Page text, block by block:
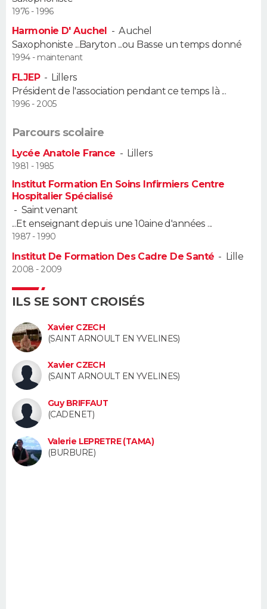
VOYAGE
Destinations
City break
Voyage nature
Voyage de noces
PHOTO
GUIDES D'ACHAT
CARTE DE VOEUX
Carte de Noël
Carte Bonne année
Carte Saint-Valentin
Carte Pâques
Carte d'anniversaire
DICTIONNAIRE
Dictionnaire
Biographies
Citations
Expressions
Proverbes
PROGRAMME TV
COPAINS D'AVANT
AVIS DE DÉCÈS
Bricolage
Lifestyle
Culture
Auto
Television
Voyage
Cinema
1976 - 1996
Harmonie D' Auchel -Auchel
Saxophoniste ...Baryton ...ou Basse un temps donné
1994 - maintenant
FLJEP- Lillers
Président de l'association pendant ce temps là ...
1996 - 2005
Parcours scolaire
Lycée Anatole France - Lillers
1981 - 1985
Institut Formation En Soins Infirmiers Centre
Hospitalier Spécialisé
- Saint venant
...Et enseignant depuis une 10aine d'années ...
1987 - 1990
Institut De Formation Des Cadre De Santé - Lille
2008 - 2009
ILS SE SONT CROISÉS
Xavier CZECH
(SAINT ARNOULT EN YVELINES)
Xavier CZECH
(SAINT ARNOULT EN YVELINES)
Guy BRIFFAUT
(CADENET)
Valerie LEPRETRE (TAMA)
(BURBURE)